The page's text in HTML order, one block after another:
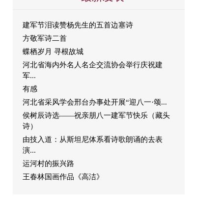
建军节泪读赞杨先生的五首边塞诗
方敬军诗二首
蝶栖岁月 寻根故城
河北省海内外名人名企交流协会举行庆祝建
军...
有感
河北省采风学会邢台办事处开展“迎八一·颂...
侯树辰诗选——祝亲朋八一建军节快乐（藏头
诗）
由技入道：从斯坦尼体系看诗歌朗诵的去表
演...
运河村的振兴路
王春林国画作品《高洁》